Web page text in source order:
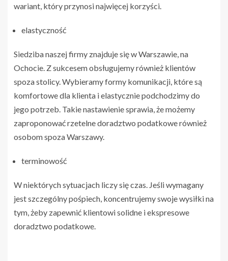
wariant, który przynosi najwięcej korzyści.
elastyczność
Siedziba naszej firmy znajduje się w Warszawie, na
Ochocie. Z sukcesem obsługujemy również klientów
spoza stolicy. Wybieramy formy komunikacji, które są
komfortowe dla klienta i elastycznie podchodzimy do
jego potrzeb. Takie nastawienie sprawia, że możemy
zaproponować rzetelne doradztwo podatkowe również
osobom spoza Warszawy.
terminowość
W niektórych sytuacjach liczy się czas. Jeśli wymagany
jest szczególny pośpiech, koncentrujemy swoje wysiłki na
tym, żeby zapewnić klientowi solidne i ekspresowe
doradztwo podatkowe.